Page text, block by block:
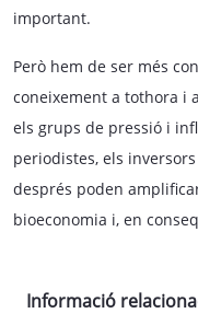
important.
Però hem de ser més
coneixement a tothora i
els grups de pressió i
periodistes, els
després poden
bioeconomia i, en
Informació